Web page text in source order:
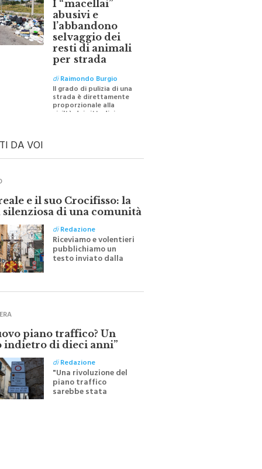
abusivi e
l’abbandono
selvaggio dei
resti di animali
per strada
diRaimondo Burgio
Il grado di pulizia di una
strada è direttamente
proporzionale alla
civiltà dei cittadini
DA VOI
e il suo Crocifisso: la
di una comunità
diRedazione
Riceviamo e volentieri
pubblichiamo un
testo inviato dalla
scrittrice monrealese
Festa del Santissimo
piano traffico? Un
indietro di dieci anni”
diRedazione
"Una rivoluzione del
piano traffico
sarebbe stata
efficace se preceduta